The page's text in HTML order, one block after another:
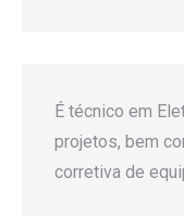
É técnico em
projetos, bem
corretiva de